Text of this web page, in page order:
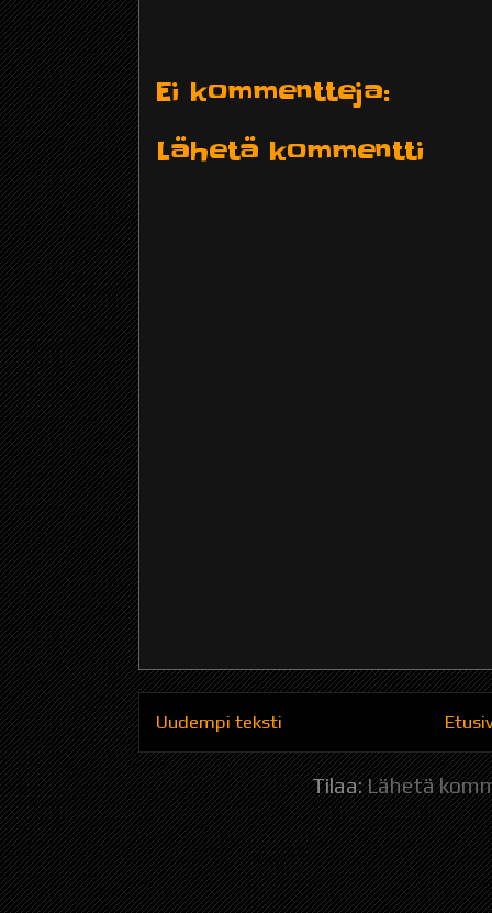
Ei kommentteja:
Lähetä kommentti
Uudempi teksti
Tilaa:Lähetä